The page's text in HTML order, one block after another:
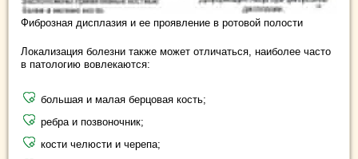
Фиброзная дисплазия и ее проявление в ротовой полости
Локализация болезни также может отличаться, наиболее часто
в патологию вовлекаются:
большая и малая берцовая кость;
ребра и позвоночник;
кости челюсти и черепа;